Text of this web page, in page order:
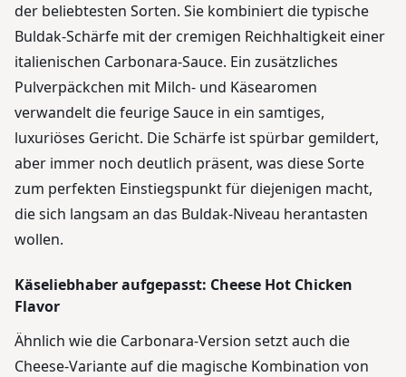
der beliebtesten Sorten. Sie kombiniert die typische
Buldak-Schärfe mit der cremigen Reichhaltigkeit einer
italienischen Carbonara-Sauce. Ein zusätzliches
Pulverpäckchen mit Milch- und Käsearomen
verwandelt die feurige Sauce in ein samtiges,
luxuriöses Gericht. Die Schärfe ist spürbar gemildert,
aber immer noch deutlich präsent, was diese Sorte
zum perfekten Einstiegspunkt für diejenigen macht,
die sich langsam an das Buldak-Niveau herantasten
wollen.
Käseliebhaber aufgepasst: Cheese Hot Chicken
Flavor
Ähnlich wie die Carbonara-Version setzt auch die
Cheese-Variante auf die magische Kombination von